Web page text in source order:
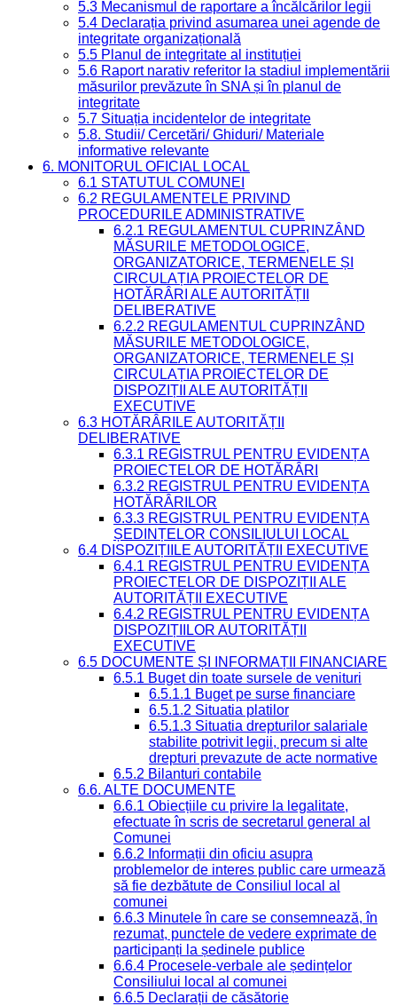
5.3 Mecanismul de raportare a încălcărilor legii
5.4 Declarația privind asumarea unei agende de
integritate organizațională
5.5 Planul de integritate al instituției
5.6 Raport narativ referitor la stadiul implementării
măsurilor prevăzute în SNA și în planul de
integritate
5.7 Situația incidentelor de integritate
5.8. Studii/ Cercetări/ Ghiduri/ Materiale
informative relevante
6. MONITORUL OFICIAL LOCAL
6.1 STATUTUL COMUNEI
6.2 REGULAMENTELE PRIVIND
PROCEDURILE ADMINISTRATIVE
6.2.1 REGULAMENTUL CUPRINZÂND
MĂSURILE METODOLOGICE,
ORGANIZATORICE, TERMENELE ȘI
CIRCULAȚIA PROIECTELOR DE
HOTĂRÂRI ALE AUTORITĂȚII
DELIBERATIVE
6.2.2 REGULAMENTUL CUPRINZÂND
MĂSURILE METODOLOGICE,
ORGANIZATORICE, TERMENELE ȘI
CIRCULAȚIA PROIECTELOR DE
DISPOZIȚII ALE AUTORITĂȚII
EXECUTIVE
6.3 HOTĂRÂRILE AUTORITĂȚII
DELIBERATIVE
6.3.1 REGISTRUL PENTRU EVIDENȚA
PROIECTELOR DE HOTĂRÂRI
6.3.2 REGISTRUL PENTRU EVIDENȚA
HOTĂRÂRILOR
6.3.3 REGISTRUL PENTRU EVIDENȚA
ȘEDINȚELOR CONSILIULUI LOCAL
6.4 DISPOZIȚIILE AUTORITĂȚII EXECUTIVE
6.4.1 REGISTRUL PENTRU EVIDENȚA
PROIECTELOR DE DISPOZIȚII ALE
AUTORITĂȚII EXECUTIVE
6.4.2 REGISTRUL PENTRU EVIDENȚA
DISPOZIȚIILOR AUTORITĂȚII
EXECUTIVE
6.5 DOCUMENTE ȘI INFORMAȚII FINANCIARE
6.5.1 Buget din toate sursele de venituri
6.5.1.1 Buget pe surse financiare
6.5.1.2 Situatia platilor
6.5.1.3 Situatia drepturilor salariale
stabilite potrivit legii, precum si alte
drepturi prevazute de acte normative
6.5.2 Bilanturi contabile
6.6. ALTE DOCUMENTE
6.6.1 Obiecțiile cu privire la legalitate,
efectuate în scris de secretarul general al
Comunei
6.6.2 Informații din oficiu asupra
problemelor de interes public care urmează
să fie dezbătute de Consiliul local al
comunei
6.6.3 Minutele în care se consemnează, în
rezumat, punctele de vedere exprimate de
participanți la ședinele publice
6.6.4 Procesele-verbale ale ședințelor
Consiliului local al comunei
6.6.5 Declarații de căsătorie